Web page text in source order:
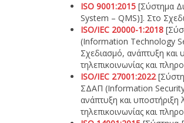
ISO 9001:2015 [Σύστημα
System – QMS)]. Στο
ISO/IEC 20000-1:2018
(Information Technology
Σχεδιασμό, ανάπτυξη και
τηλεπικοινωνίας και
ISO/IEC 27001:2022
ΣΔΑΠ (Information
ανάπτυξη και
τηλεπικοινωνίας και